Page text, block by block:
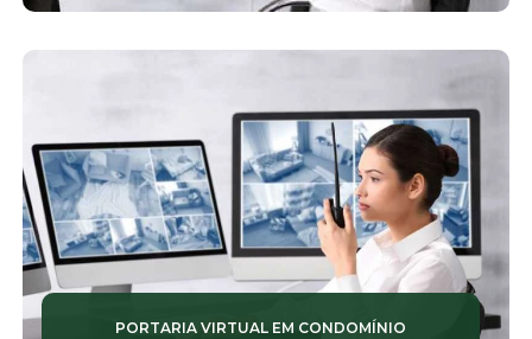
PORTARIA VIRTUAL EM CONDOMÍNIO